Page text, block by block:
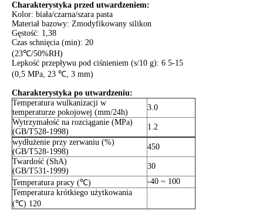
Charakterystyka przed utwardzeniem:
Kolor: biała/czarna/szara pasta
Materiał bazowy: Zmodyfikowany silikon
Gęstość: 1,38
Czas schnięcia (min): 20
(23℃/50%RH)
Lepkość przepływu pod ciśnieniem (s/10 g): 6 5-15
(0,5 MPa, 23 ℃, 3 mm)
Charakterystyka po utwardzeniu:
Temperatura wulkanizacji w
temperaturze pokojowej (mm/24h)
3.0
Wytrzymałość na rozciąganie (MPa)
(GB/T528-1998)
1.2
wydłużenie przy zerwaniu (%)
(GB/T528-1998)
450
Twardość (ShA)
(GB/T531-1999)
30
Temperatura pracy (℃)
-40 ~ 100
Temperatura krótkiego użytkowania
(℃) 120